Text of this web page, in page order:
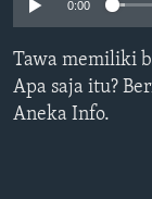
Bahasa-
0:00
Tawa memiliki
Apa saja itu?
Aneka Info.